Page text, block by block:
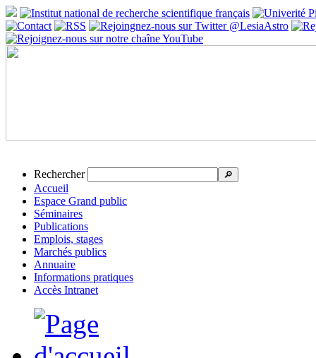
Rechercher 🔎
Accueil
Espace Grand public
Séminaires
Publications
Emplois, stages
Marchés publics
Annuaire
Informations pratiques
Accès Intranet